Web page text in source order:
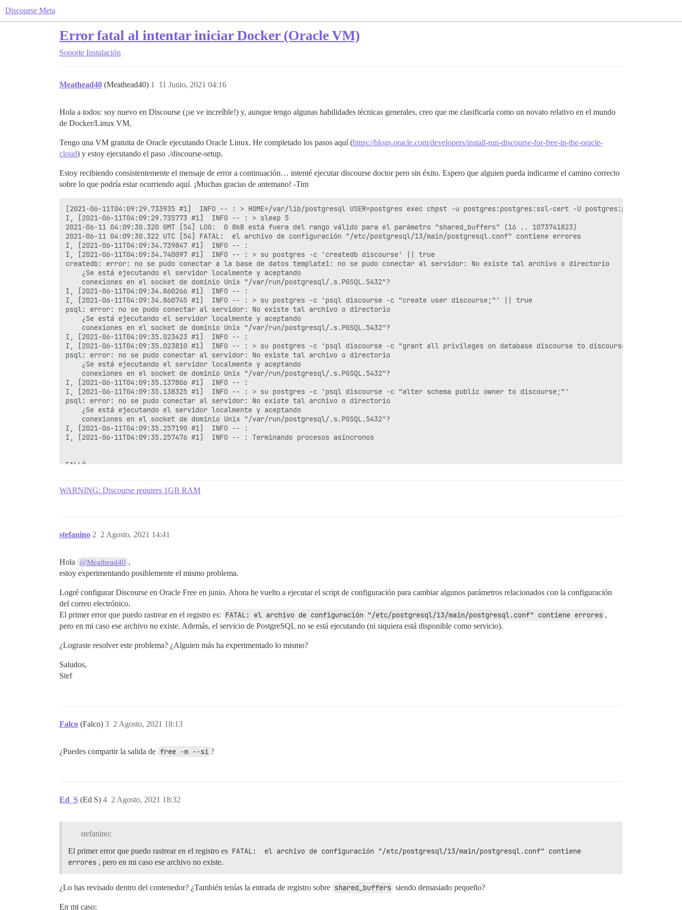
Discourse Meta
Error fatal al intentar iniciar Docker (Oracle VM)
Soporte Instalación
Meathead40 (Meathead40) 11 Junio, 2021 04:16
1
Hola a todos: soy nuevo en Discourse (¡se ve increíble!) y, aunque tengo algunas habilidades técnicas generales, creo que me clasificaría como un novato relativo en el mundo
de Docker/Linux VM.
Tengo una VM gratuita de Oracle ejecutando Oracle Linux. He completado los pasos aquí (https://blogs.oracle.com/developers/install-run-discourse-for-free-in-the-oracle-
cloud) y estoy ejecutando el paso ./discourse-setup.
Estoy recibiendo consistentemente el mensaje de error a continuación… intenté ejecutar discourse doctor pero sin éxito. Espero que alguien pueda indicarme el camino correcto
sobre lo que podría estar ocurriendo aquí. ¡Muchas gracias de antemano! -Tim
[2021-06-11T04:09:29.733935 #1]  INFO -- : > HOME=/var/lib/postgresql USER=postgres exec chpst -u postgres:postgres:ssl-cert -U
I, [2021-06-11T04:09:29.735773 #1]  INFO -- : > sleep 5
2021-06-11 04:09:30.320 GMT [54] LOG:  0 8kB está fuera del rango válido para el parámetro "shared_buffers" (16 .. 1073741823)
2021-06-11 04:09:30.322 UTC [54] FATAL:  el archivo de configuración "/etc/postgresql/13/main/postgresql.conf" contiene errores
I, [2021-06-11T04:09:34.739847 #1]  INFO -- :
I, [2021-06-11T04:09:34.740097 #1]  INFO -- : > su postgres -c 'createdb discourse' || true
createdb: error: no se pudo conectar a la base de datos template1: no se pudo conectar al servidor: No existe tal archivo o directorio
I, [2021-06-11T04:09:34.860266 #1]  INFO -- :
I, [2021-06-11T04:09:34.860745 #1]  INFO -- : > su postgres -c 'psql discourse -c "create user discourse;"' || true
psql: error: no se pudo conectar al servidor: No existe tal archivo o directorio
I, [2021-06-11T04:09:35.023423 #1]  INFO -- :
I, [2021-06-11T04:09:35.023810 #1]  INFO -- : > su postgres -c 'psql discourse -c "grant all privileges on database discourse to discourse;"' || true
psql: error: no se pudo conectar al servidor: No existe tal archivo o directorio
I, [2021-06-11T04:09:35.137806 #1]  INFO -- :
I, [2021-06-11T04:09:35.138325 #1]  INFO -- : > su postgres -c 'psql discourse -c "alter schema public owner to discourse;"'
psql: error: no se pudo conectar al servidor: No existe tal archivo o directorio
I, [2021-06-11T04:09:35.257190 #1]  INFO -- :
I, [2021-06-11T04:09:35.257476 #1]  INFO -- : Terminando procesos asíncronos
FALLÓ
Ubicación del fallo: /pups/lib/pups/exec_command.rb:112:in `spawn'
WARNING: Discourse requires 1GB RAM
stefanino 2 Agosto, 2021 14:41
2
Hola @Meathead40 ,
estoy experimentando posiblemente el mismo problema.
Logré configurar Discourse en Oracle Free en junio. Ahora he vuelto a ejecutar el script de configuración para cambiar algunos parámetros relacionados con la configuración
del correo electrónico.
El primer error que puedo rastrear en el registro es: FATAL: el archivo de configuración "/etc/postgresql/13/main/postgresql.conf" contiene errores ,
pero en mi caso ese archivo no existe. Además, el servicio de PostgreSQL no se está ejecutando (ni siquiera está disponible como servicio).
¿Lograste resolver este problema? ¿Alguien más ha experimentado lo mismo?
Saludos,
Stef
Falco (Falco) 2 Agosto, 2021 18:13
3
¿Puedes compartir la salida de free -m --si ?
Ed_S (Ed S) 2 Agosto, 2021 18:32
4
stefanino:
El primer error que puedo rastrear en el registro es FATAL:  el archivo de configuración "/etc/postgresql/13/main/postgresql.conf" contiene
errores , pero en mi caso ese archivo no existe.
¿Lo has revisado dentro del contenedor? ¿También tenías la entrada de registro sobre shared_buffers siendo demasiado pequeño?
En mi caso: